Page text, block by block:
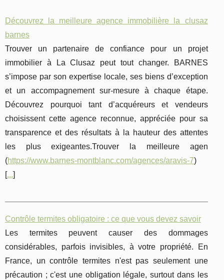
Découvrez la meilleure agence immobilière la clusaz
barnes
Trouver un partenaire de confiance pour un projet
immobilier à La Clusaz peut tout changer. BARNES
s’impose par son expertise locale, ses biens d’exception
et un accompagnement sur-mesure à chaque étape.
Découvrez pourquoi tant d’acquéreurs et vendeurs
choisissent cette agence reconnue, appréciée pour sa
transparence et des résultats à la hauteur des attentes
les plus exigeantes.Trouver la meilleure agen
(https://www.barnes-montblanc.com/agences/aravis-7)
[...]
Contrôle termites obligatoire : ce que vous devez savoir
Les termites peuvent causer des dommages
considérables, parfois invisibles, à votre propriété. En
France, un contrôle termites n'est pas seulement une
précaution ; c'est une obligation légale, surtout dans les